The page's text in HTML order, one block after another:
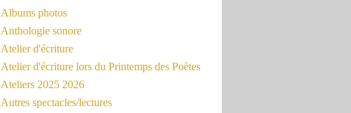
Albums photos
Anthologie sonore
Atelier d'écriture
Atelier d'écriture lors du Printemps des Poètes
Ateliers 2025 2026
Autres spectacles/lectures